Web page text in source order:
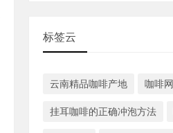
标签云
云南精品咖啡产地 咖啡网
挂耳咖啡的正确冲泡方法